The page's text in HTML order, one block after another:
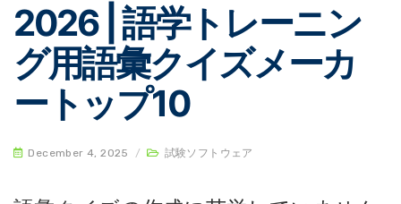
2026 | 語学トレーニン
グ用語彙クイズメーカ
ートップ10
December 4, 2025 / 試験ソフトウェア